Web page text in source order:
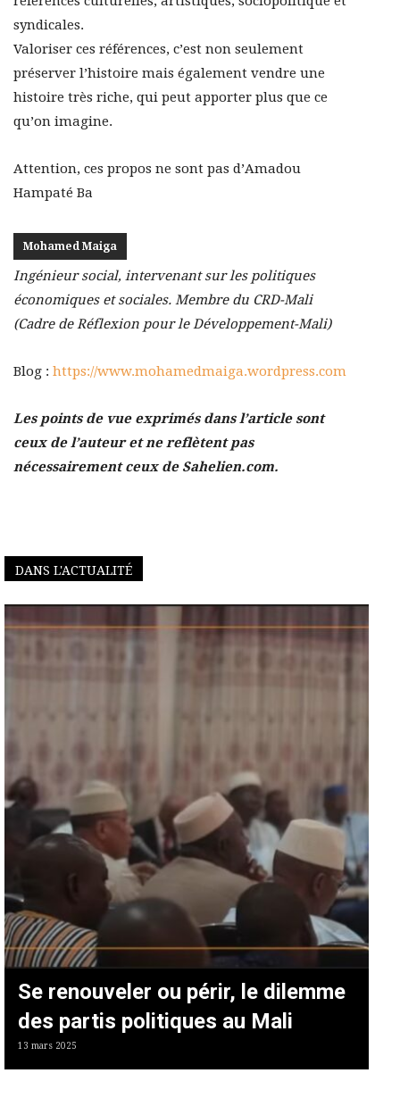
syndicales.
Valoriser ces références, c’est non seulement
préserver l’histoire mais également vendre une
histoire très riche, qui peut apporter plus que ce
qu’on imagine.
Attention, ces propos ne sont pas d’Amadou
Hampaté Ba
Mohamed Maiga
Ingénieur social, intervenant sur les politiques
économiques et sociales. Membre du CRD-Mali
(Cadre de Réflexion pour le Développement-Mali)
Blog : https://www.mohamedmaiga.wordpress.com
Les points de vue exprimés dans l’article sont
ceux de l’auteur et ne reflètent pas
nécessairement ceux de Sahelien.com.
DANS L'ACTUALITÉ
Se renouveler ou périr, le dilemme
des partis politiques au Mali
13 mars 2025